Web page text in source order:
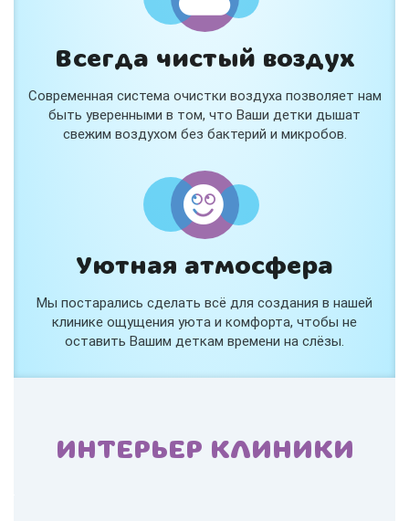
Всегда чистый воздух
Современная система очистки воздуха позволяет нам
быть уверенными в том, что Ваши детки дышат
свежим воздухом без бактерий и микробов.
Уютная атмосфера
Мы постарались сделать всё для создания в нашей
клинике ощущения уюта и комфорта, чтобы не
оставить Вашим деткам времени на слёзы.
ИНТЕРЬЕР КЛИНИКИ